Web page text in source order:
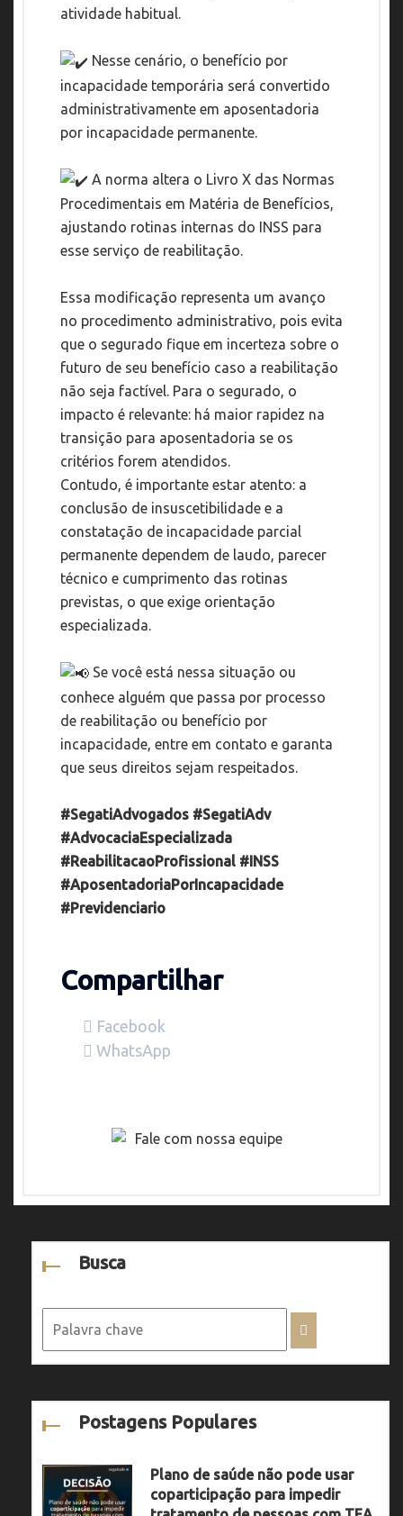
atividade habitual.
Nesse cenário, o benefício por
incapacidade temporária será convertido
administrativamente em aposentadoria
por incapacidade permanente.
A norma altera o Livro X das Normas
Procedimentais em Matéria de Benefícios,
ajustando rotinas internas do INSS para
esse serviço de reabilitação.
Essa modificação representa um avanço
no procedimento administrativo, pois evita
que o segurado fique em incerteza sobre o
futuro de seu benefício caso a reabilitação
não seja factível. Para o segurado, o
impacto é relevante: há maior rapidez na
transição para aposentadoria se os
critérios forem atendidos.
Contudo, é importante estar atento: a
conclusão de insuscetibilidade e a
constatação de incapacidade parcial
permanente dependem de laudo, parecer
técnico e cumprimento das rotinas
previstas, o que exige orientação
especializada.
Se você está nessa situação ou
conhece alguém que passa por processo
de reabilitação ou benefício por
incapacidade, entre em contato e garanta
que seus direitos sejam respeitados.
#SegatiAdvogados #SegatiAdv
#AdvocaciaEspecializada
#ReabilitacaoProfissional #INSS
#AposentadoriaPorIncapacidade
#Previdenciario
Compartilhar
Facebook
WhatsApp
Busca
Postagens Populares
Plano de saúde não pode usar
coparticipação para impedir